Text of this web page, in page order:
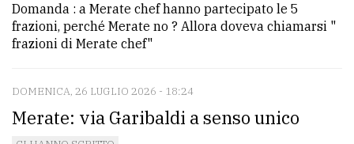
Domanda : a Merate chef hanno partecipato le 5
frazioni, perché Merate no ? Allora doveva chiamarsi "
frazioni di Merate chef"
DOMENICA, 26 LUGLIO 2026 - 18:24
Merate: via Garibaldi a senso unico